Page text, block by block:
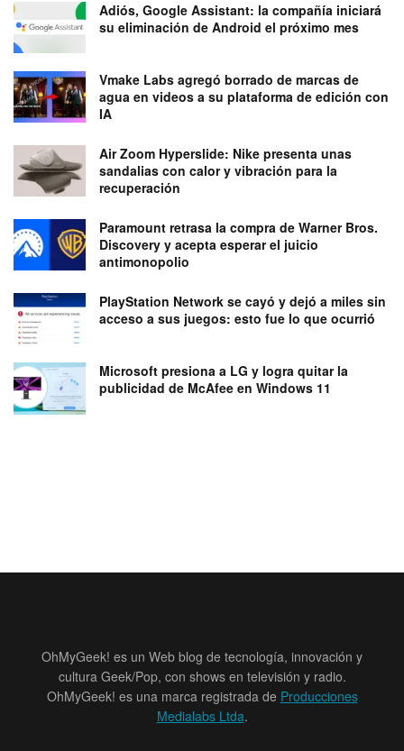
Adiós, Google Assistant: la compañía iniciará
su eliminación de Android el próximo mes
Vmake Labs agregó borrado de marcas de
agua en videos a su plataforma de edición con
IA
Air Zoom Hyperslide: Nike presenta unas
sandalias con calor y vibración para la
recuperación
Paramount retrasa la compra de Warner Bros.
Discovery y acepta esperar el juicio
antimonopolio
PlayStation Network se cayó y dejó a miles sin
acceso a sus juegos: esto fue lo que ocurrió
Microsoft presiona a LG y logra quitar la
publicidad de McAfee en Windows 11
OhMyGeek! es un Web blog de tecnología, innovación y
cultura Geek/Pop, con shows en televisión y radio.
OhMyGeek! es una marca registrada de Producciones
Medialabs Ltda.